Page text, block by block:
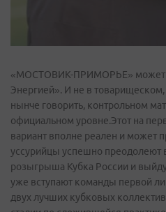
«МОСТОВИК-ПРИМОРЬЕ» может
Энергией». И не в
нынче говорить, контрольном
официальном уровне.Этот на
вариант вполне реален и может
уссурийцы успешно преодолеют
розыгрыша Кубка России и
уже вступают команды первой
двух лучших кубковых